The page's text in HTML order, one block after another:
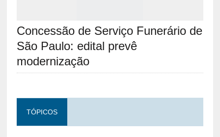
Concessão de Serviço Funerário de
São Paulo: edital prevê
modernização
TÓPICOS